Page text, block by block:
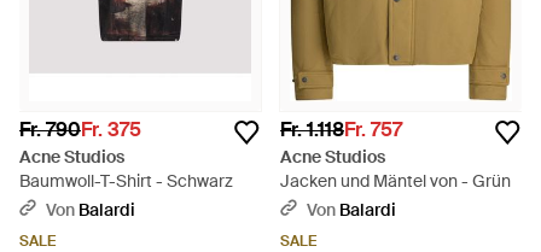
Fr. 790Fr. 375
Acne Studios
Baumwoll-T-Shirt - Schwarz
Von Balardi
SALE
Fr. 1.118Fr. 757
Acne Studios
Jacken und Mäntel von - Grün
Von Balardi
SALE